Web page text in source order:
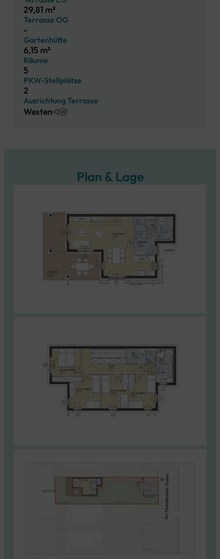
29,81 m²
Terrasse OG
-
Gartenhütte
6,15 m²
Räume
5
PKW-Stellplätze
2
Ausrichtung Terrasse
Westen
Plan & Lage